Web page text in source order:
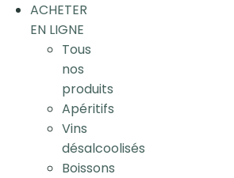
ACHETER
EN LIGNE
Tous
nos
produits
Apéritifs
Vins
désalcoolisés
Boissons